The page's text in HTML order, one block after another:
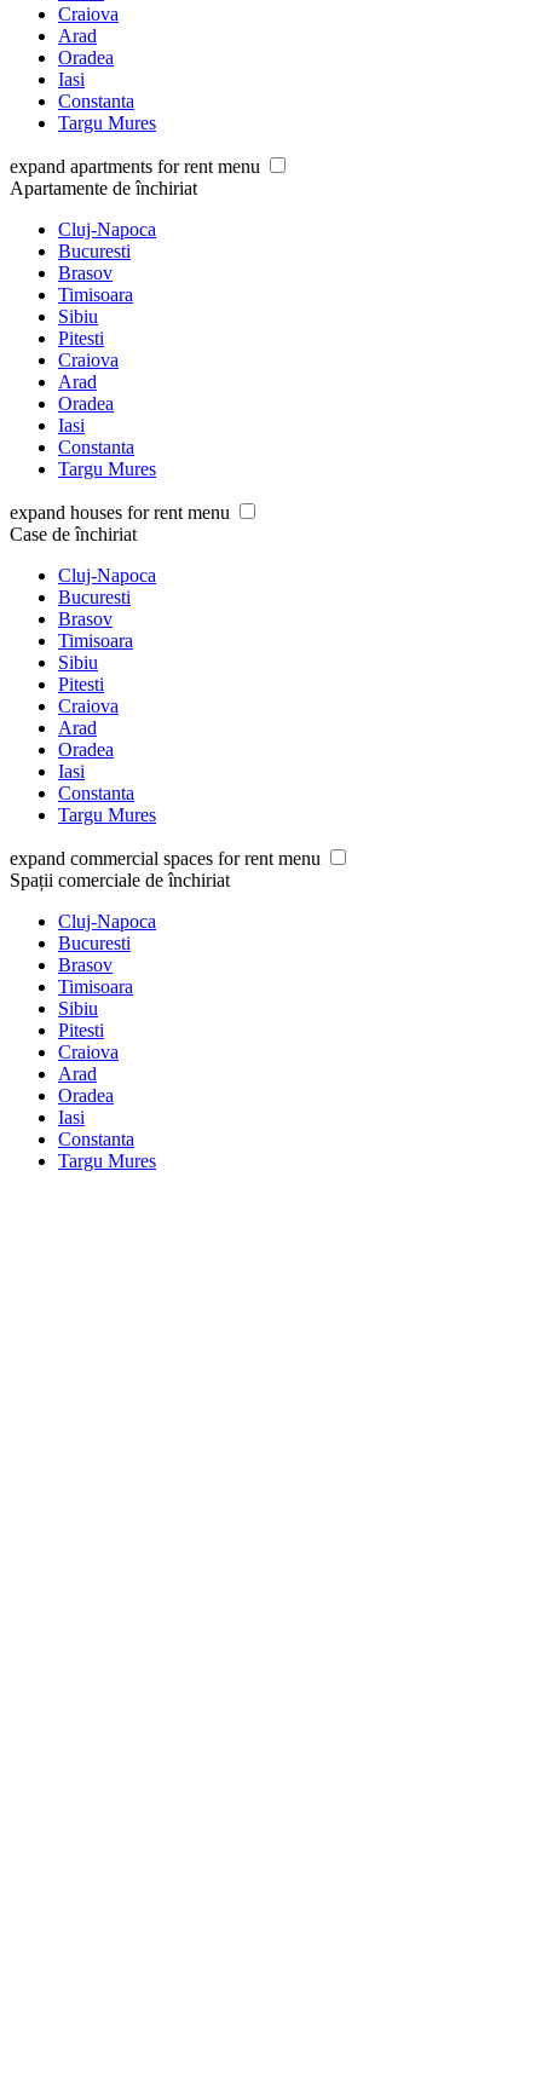
Craiova
Arad
Oradea
Iasi
Constanta
Targu Mures
expand apartments for rent menu
Apartamente de închiriat
Cluj-Napoca
Bucuresti
Brasov
Timisoara
Sibiu
Pitesti
Craiova
Arad
Oradea
Iasi
Constanta
Targu Mures
expand houses for rent menu
Case de închiriat
Cluj-Napoca
Bucuresti
Brasov
Timisoara
Sibiu
Pitesti
Craiova
Arad
Oradea
Iasi
Constanta
Targu Mures
expand commercial spaces for rent menu
Spații comerciale de închiriat
Cluj-Napoca
Bucuresti
Brasov
Timisoara
Sibiu
Pitesti
Craiova
Arad
Oradea
Iasi
Constanta
Targu Mures